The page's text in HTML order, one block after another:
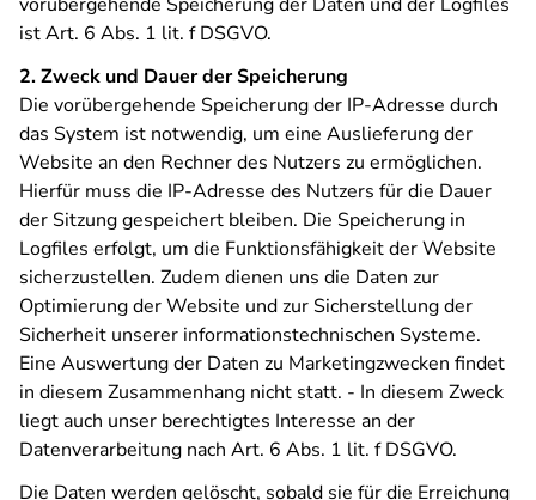
ist Art. 6 Abs. 1 lit. f DSGVO.
2. Zweck und Dauer der Speicherung
Die vorübergehende Speicherung der IP-Adresse durch
das System ist notwendig, um eine Auslieferung der
Website an den Rechner des Nutzers zu ermöglichen.
Hierfür muss die IP-Adresse des Nutzers für die Dauer
der Sitzung gespeichert bleiben. Die Speicherung in
Logfiles erfolgt, um die Funktionsfähigkeit der Website
sicherzustellen. Zudem dienen uns die Daten zur
Optimierung der Website und zur Sicherstellung der
Sicherheit unserer informationstechnischen Systeme.
Eine Auswertung der Daten zu Marketingzwecken findet
in diesem Zusammenhang nicht statt. - In diesem Zweck
liegt auch unser berechtigtes Interesse an der
Datenverarbeitung nach Art. 6 Abs. 1 lit. f DSGVO.
Die Daten werden gelöscht, sobald sie für die Erreichung